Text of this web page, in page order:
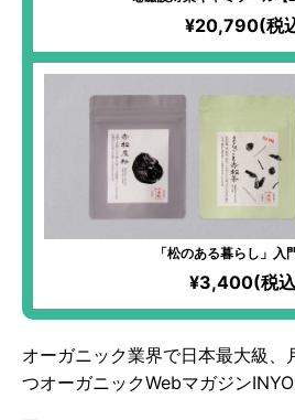
¥20,790(税
「松のある暮らし」入
¥3,400(税
オーガニック業界で日本最大級
つオーガニックWebマガジン